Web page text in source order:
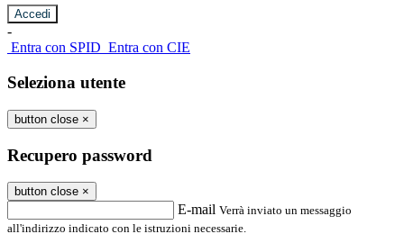
-
Entra con SPID Entra con CIE
Seleziona utente
button close ×
Recupero password
button close ×
E-mail Verrà inviato un messaggio
all'indirizzo indicato con le istruzioni necessarie.